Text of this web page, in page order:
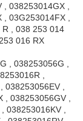
038253014GX ,
03G253014FX ,
, 038 253 014
016 RX
, 038253056G ,
,
,
038253056GV ,
038253016KV ,